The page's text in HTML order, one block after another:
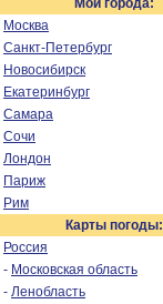
Мои города:
Москва
Санкт-Петербург
Новосибирск
Екатеринбург
Самара
Сочи
Лондон
Париж
Рим
Карты погоды:
Россия
- Московская область
- Ленобласть